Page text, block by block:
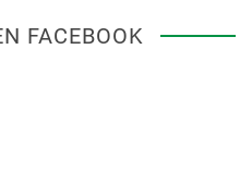
FACEBOOK